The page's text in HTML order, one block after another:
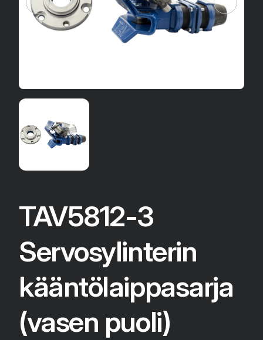
TAV5812-3
Servosylinterin
kääntölaippasarja
(vasen puoli)